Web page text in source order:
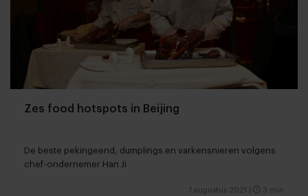
Zes food hotspots in Beijing
De beste pekingeend, dumplings en varkensnieren volgens
chef-ondernemer Han Ji
7 augustus 2021 3 min